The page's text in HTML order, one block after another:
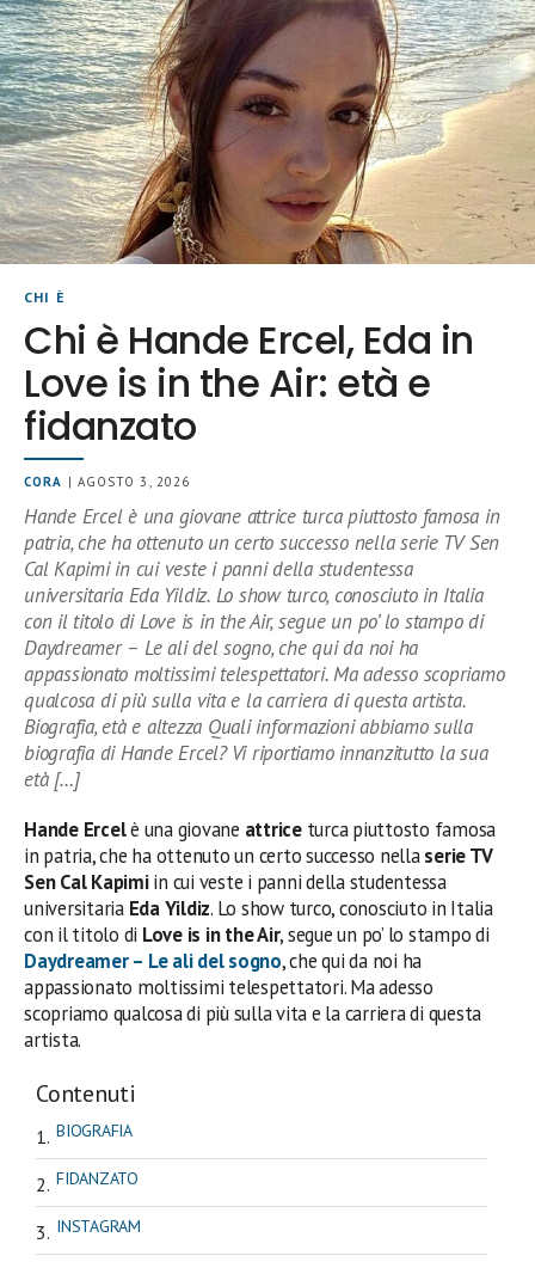
CHI È
Chi è Hande Ercel, Eda in
Love is in the Air: età e
fidanzato
CORA | AGOSTO 3, 2026
Hande Ercel è una giovane attrice turca piuttosto famosa in
patria, che ha ottenuto un certo successo nella serie TV Sen
Cal Kapimi in cui veste i panni della studentessa
universitaria Eda Yildiz. Lo show turco, conosciuto in Italia
con il titolo di Love is in the Air, segue un po’ lo stampo di
Daydreamer – Le ali del sogno, che qui da noi ha
appassionato moltissimi telespettatori. Ma adesso scopriamo
qualcosa di più sulla vita e la carriera di questa artista.
Biografia, età e altezza Quali informazioni abbiamo sulla
biografia di Hande Ercel? Vi riportiamo innanzitutto la sua
età […]
Hande Ercelè una giovane attriceturca piuttosto famosa
in patria, che ha ottenuto un certo successo nellaserie TV
Sen Cal Kapimiin cui veste i panni della studentessa
universitaria Eda Yildiz. Lo show turco, conosciuto in Italia
con il titolo di Love is in the Air, segue un po’ lo stampo di
Daydreamer – Le ali del sogno, che qui da noi ha
appassionato moltissimi telespettatori. Ma adesso
scopriamo qualcosa di più sulla vita e la carriera di questa
artista.
Contenuti
BIOGRAFIA
FIDANZATO
INSTAGRAM